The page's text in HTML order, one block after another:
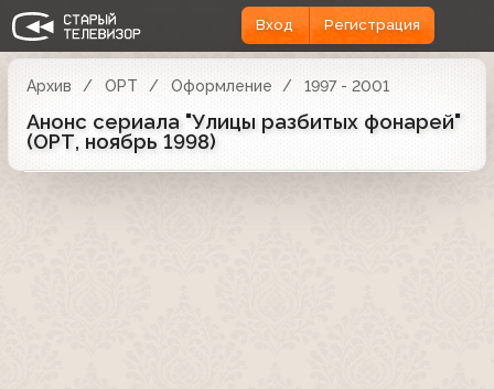
Вход Регистрация
Архив ОРТ Оформление 1997 - 2001
Анонс сериала "Улицы разбитых фонарей"
(ОРТ, ноябрь 1998)